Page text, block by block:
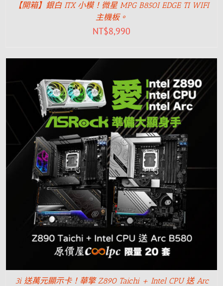
【開箱】銀白 ITX 小模！微星 MPG B850I EDGE TI WIFI
主機板。
NT$8,990
3i 送萬元顯示卡！華擎 Z890 Taichi + Intel CPU 送 Arc